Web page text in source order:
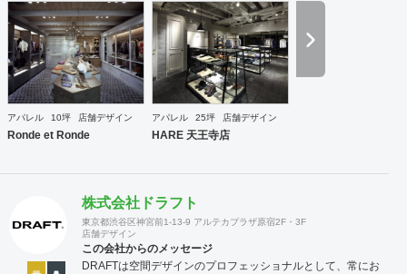
らブランディングまで総合的にブランドの出店をバックアッ
プできる体制も整えてきました。そのブランドにとってまず
何を優先すべきか、何が本当に必要なのか、そこをきちんと
アドバイスできる会社でありたいと思っています。 業務内容
・店舗設計（物販店／飲食店／美容室など） ・ブランディン
グ及びディレクション業務 ・出店におけるトータルデザイン
・住宅リノベーション ・家具及び什器デザイン
アパレル 10坪 店舗デザイン
Ronde et Ronde
アパレル 25坪 店舗デザイン
HARE 天王寺店
株式会社ドラフト
東京都渋谷区神宮前1-13-9 アルテカプラザ原宿2F・3F
店舗デザイン
この会社からのメッセージ
DRAFTは空間デザインのプロフェッショナルとして、常にお